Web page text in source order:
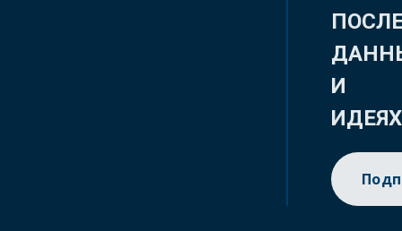
И
ИДЕЯХ